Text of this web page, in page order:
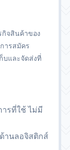
กิจสินค้าของ
ารสมัคร
บและจัดส่งที่
ารที่ใช้ ไม่มี
านลอจิสติกส์